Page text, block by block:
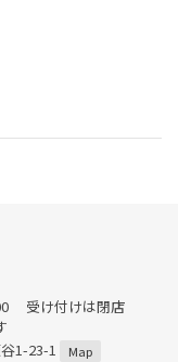
受け付けは閉店
1-23-1
Map